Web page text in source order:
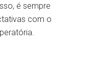
é sempre
com o